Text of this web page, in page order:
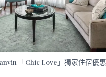
「Chic Love」獨家住宿優惠